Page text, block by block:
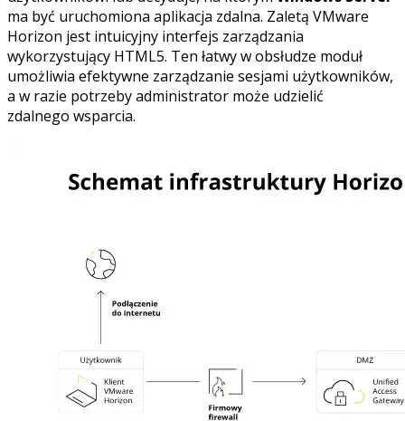
ma być uruchomiona aplikacja zdalna. Zaletą VMware
Horizon jest intuicyjny interfejs zarządzania
wykorzystujący HTML5. Ten łatwy w obsłudze moduł
umożliwia efektywne zarządzanie sesjami użytkowników,
a w razie potrzeby administrator może udzielić
zdalnego wsparcia.